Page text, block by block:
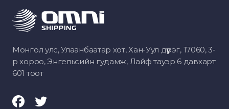
Монгол улс, Улаанбаатар хот, Хан-Уул дүүрэг, 17060, 3-
р хороо, Энгельсийн гудамж, Лайф тауэр 6 давхарт
601 тоот